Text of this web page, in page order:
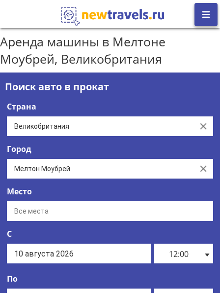
Аренда машины в Мелтоне
Моубрей, Великобритания
Поиск авто в прокат
Страна
Clear
Город
Clear
Место
С
12:00
По